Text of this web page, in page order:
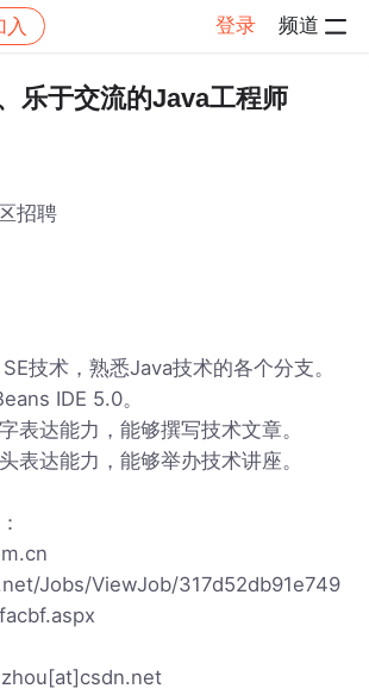
入 登录 频道
帖子详情
乐于交流的Java工程师
招聘
技术，熟悉Java技术的各个分支。
IDE 5.0。
表达能力，能够撰写技术文章。
表达能力，能够举办技术讲座。
Jobs/ViewJob/317d52db91e749